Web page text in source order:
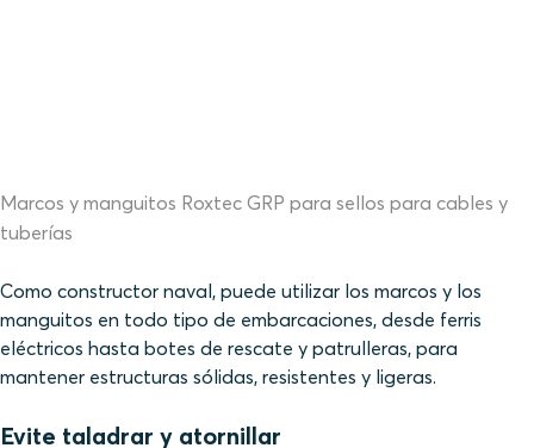
Marcos y manguitos Roxtec GRP para sellos para cables y
tuberías
Como constructor naval, puede utilizar los marcos y los
manguitos en todo tipo de embarcaciones, desde ferris
eléctricos hasta botes de rescate y patrulleras, para
mantener estructuras sólidas, resistentes y ligeras.
Evite taladrar y atornillar